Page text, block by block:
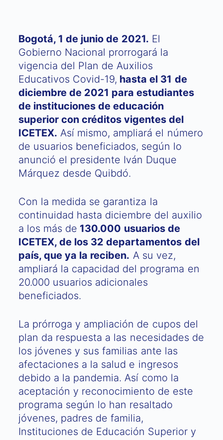
Bogotá, 1 de junio de 2021. El
Gobierno Nacional prorrogará la
vigencia del Plan de Auxilios
Educativos Covid-19, hasta el 31 de
diciembre de 2021 para estudiantes
de instituciones de educación
superior con créditos vigentes del
ICETEX. Así mismo, ampliará el número
de usuarios beneficiados, según lo
anunció el presidente Iván Duque
Márquez desde Quibdó.
Con la medida se garantiza la
continuidad hasta diciembre del auxilio
a los más de 130.000 usuarios de
ICETEX, de los 32 departamentos del
país, que ya la reciben. A su vez,
ampliará la capacidad del programa en
20.000 usuarios adicionales
beneficiados.
La prórroga y ampliación de cupos del
plan da respuesta a las necesidades de
los jóvenes y sus familias ante las
afectaciones a la salud e ingresos
debido a la pandemia. Así como la
aceptación y reconocimiento de este
programa según lo han resaltado
jóvenes, padres de familia,
Instituciones de Educación Superior y